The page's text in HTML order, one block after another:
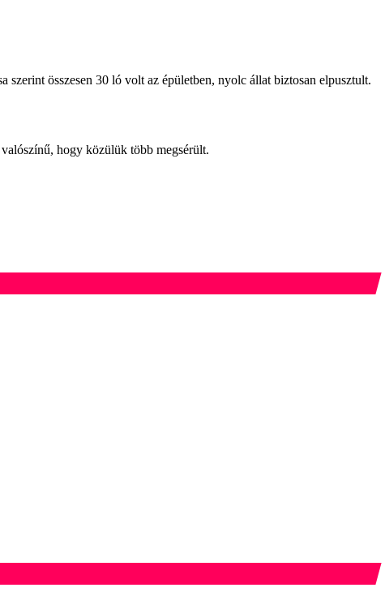
szerint összesen 30 ló volt az épületben, nyolc állat biztosan elpusztult.
hogy közülük több megsérült.